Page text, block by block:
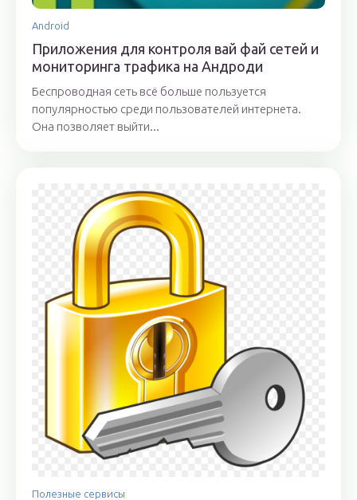
Android
Приложения для контроля вай фай сетей и
мониторинга трафика на Андроди
Беспроводная сеть всё больше пользуется
популярностью среди пользователей интернета.
Она позволяет выйти...
Полезные сервисы